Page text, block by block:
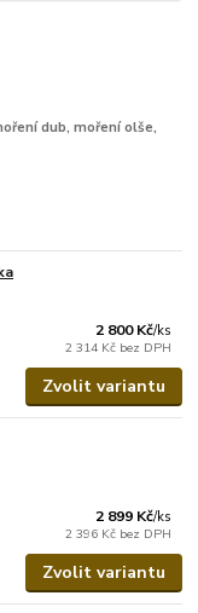
dub, moření olše,
2 800 Kč/ks
2 314 Kč bez DPH
Zvolit variantu
2 899 Kč/ks
2 396 Kč bez DPH
Zvolit variantu